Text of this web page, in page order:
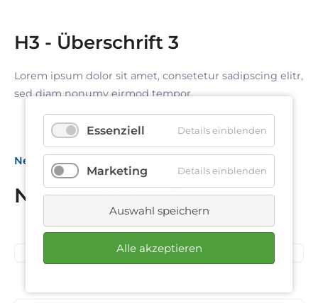
H3 - Überschrift 3
Lorem ipsum dolor sit amet, consetetur sadipscing elitr,
sed diam nonumy eirmod tempor.
News
News Variante 3
09. Juli 2026
SiNN Summer Network
25. Juni 2026
Business Frühstück
24. Juni 2026
Essenziell Details einblenden
Marketing Details einblenden
Auswahl speichern
Alle akzeptieren